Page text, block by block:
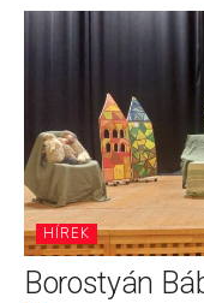
HÍREK
Borostyán